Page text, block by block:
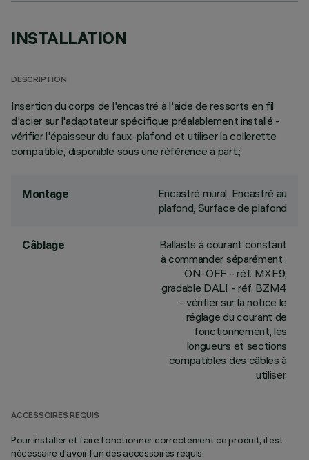
INSTALLATION
DESCRIPTION
Insertion du corps de l'encastré à l'aide de ressorts en fil
d'acier sur l'adaptateur spécifique préalablement installé -
vérifier l'épaisseur du faux-plafond et utiliser la collerette
compatible, disponible sous une référence à part.;
Montage
Encastré mural, Encastré au
plafond, Surface de plafond
Câblage
Ballasts à courant constant
à commander séparément :
ON-OFF - réf. MXF9;
gradable DALI - réf. BZM4
- vérifier sur la notice le
réglage du courant de
fonctionnement, les
longueurs et sections
compatibles des câbles à
utiliser.
ACCESSOIRES REQUIS
Pour installer et faire fonctionner correctement ce produit, il est
nécessaire d'avoir l'un des accessoires requis